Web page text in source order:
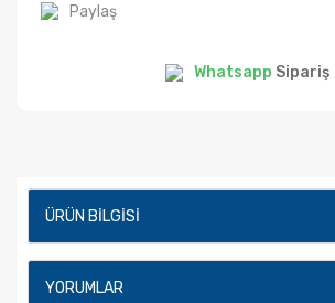
Paylaş
Whatsapp Sipariş
ÜRÜN BILGISI
YORUMLAR